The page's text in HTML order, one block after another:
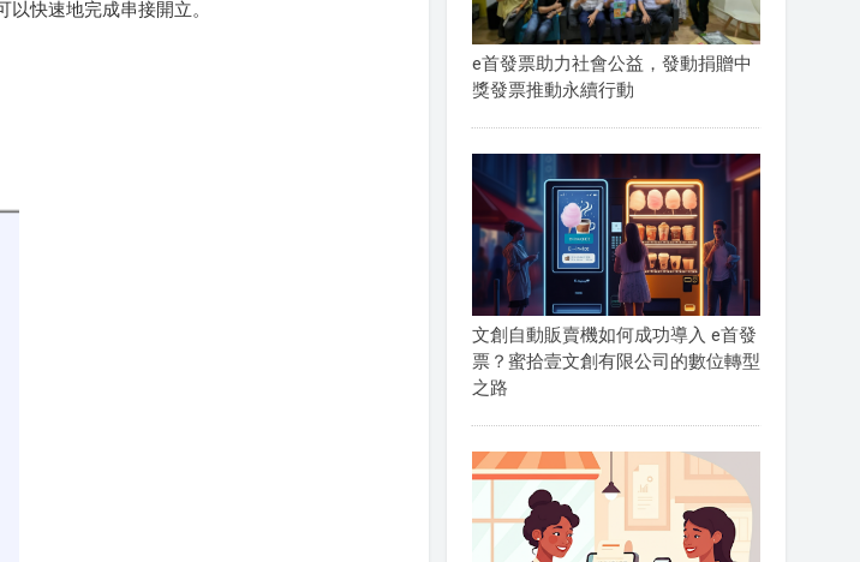
快速地完成串接開立。
e首發票助力社會公益，發動捐贈中
獎發票推動永續行動
文創自動販賣機如何成功導入 e首發
票？蜜拾壹文創有限公司的數位轉型
之路